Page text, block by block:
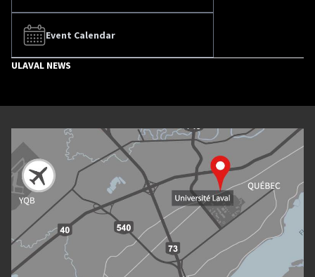
Event Calendar
ULAVAL NEWS